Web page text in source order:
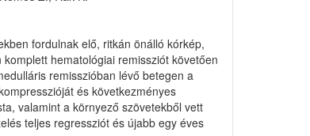
fordulnak elő, ritkán önálló kórkép,
hematológiai remissziót követően
remisszióban lévő betegen a
és következményes
valamint a környező szövetekből vett
teljes regressziót és újabb egy éves